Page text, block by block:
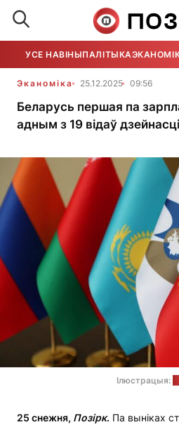
УСЕ НАВІНЫПАЛІТЫКА
Эканоміка 25.12.2025 09:56
Беларусь першая па
адным з 19 відаў дзейнасці
Ілюстрацыя:
25 снежня, Позірк. Па выніках